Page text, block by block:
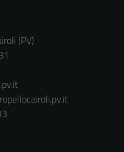
(PV)
non raccolgono